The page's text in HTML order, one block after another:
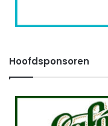
Hoofdsponsoren